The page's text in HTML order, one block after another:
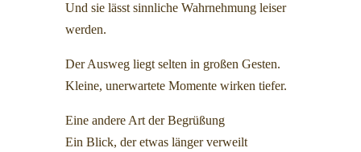
Und sie lässt sinnliche Wahrnehmung leiser
werden.
Der Ausweg liegt selten in großen Gesten.
Kleine, unerwartete Momente wirken tiefer.
Eine andere Art der Begrüßung
Ein Blick, der etwas länger verweilt